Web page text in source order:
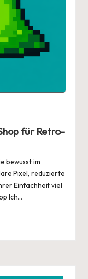
für Retro-
bewusst im
Pixel, reduzierte
Einfachheit viel
Ich…